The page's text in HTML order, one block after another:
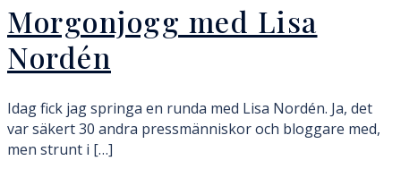
Morgonjogg med Lisa
Nordén
Idag fick jag springa en runda med Lisa Nordén. Ja, det
var säkert 30 andra pressmänniskor och bloggare med,
men strunt i […]